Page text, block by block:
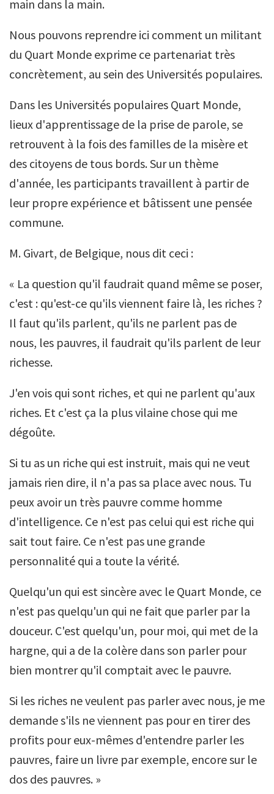
main dans la main.
Nous pouvons reprendre ici comment un militant
du Quart Monde exprime ce partenariat très
concrètement, au sein des Universités populaires.
Dans les Universités populaires Quart Monde,
lieux d'apprentissage de la prise de parole, se
retrouvent à la fois des familles de la misère et
des citoyens de tous bords. Sur un thème
d'année, les participants travaillent à partir de
leur propre expérience et bâtissent une pensée
commune.
M. Givart, de Belgique, nous dit ceci :
« La question qu'il faudrait quand même se poser,
c'est : qu'est-ce qu'ils viennent faire là, les riches ?
Il faut qu'ils parlent, qu'ils ne parlent pas de
nous, les pauvres, il faudrait qu'ils parlent de leur
richesse.
J'en vois qui sont riches, et qui ne parlent qu'aux
riches. Et c'est ça la plus vilaine chose qui me
dégoûte.
Si tu as un riche qui est instruit, mais qui ne veut
jamais rien dire, il n'a pas sa place avec nous. Tu
peux avoir un très pauvre comme homme
d'intelligence. Ce n'est pas celui qui est riche qui
sait tout faire. Ce n'est pas une grande
personnalité qui a toute la vérité.
Quelqu'un qui est sincère avec le Quart Monde, ce
n'est pas quelqu'un qui ne fait que parler par la
douceur. C'est quelqu'un, pour moi, qui met de la
hargne, qui a de la colère dans son parler pour
bien montrer qu'il comptait avec le pauvre.
Si les riches ne veulent pas parler avec nous, je me
demande s'ils ne viennent pas pour en tirer des
profits pour eux-mêmes d'entendre parler les
pauvres, faire un livre par exemple, encore sur le
dos des pauvres. »